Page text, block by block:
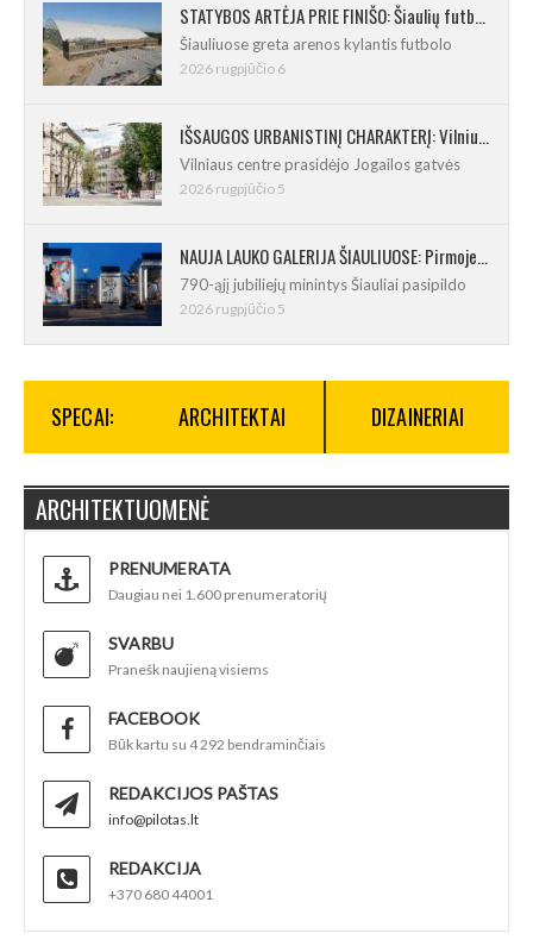
STATYBOS ARTĖJA PRIE FINIŠO: Šiaulių futbolo ir regbio maniežas įgavo kontūrus
Šiauliuose greta arenos kylantis futbolo
2026 rugpjūčio 6
IŠSAUGOS URBANISTINĮ CHARAKTERĮ: Vilniuje pradėtas Jogailos gatvės remontas
Vilniaus centre prasidėjo Jogailos gatvės
2026 rugpjūčio 5
NAUJA LAUKO GALERIJA ŠIAULIUOSE: Pirmoje ekspozicijoje – Eduardo Juchnevičiaus kūryba
790-ąjį jubiliejų minintys Šiauliai pasipildo
2026 rugpjūčio 5
SPECAI: ARCHITEKTAI DIZAINERIAI
ARCHITEKTUOMENĖ
PRENUMERATA
Daugiau nei 1.600 prenumeratorių
SVARBU
Pranešk naujieną visiems
FACEBOOK
Būk kartu su 4 292 bendraminčiais
REDAKCIJOS PAŠTAS
info@pilotas.lt
REDAKCIJA
+370 680 44001